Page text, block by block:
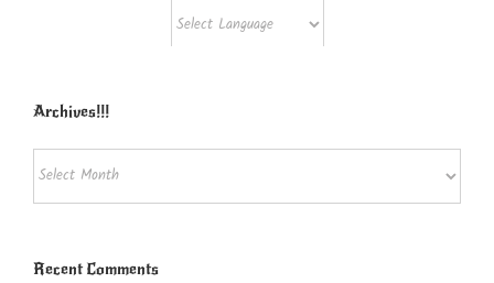
Archives!!!
Archives!!!
Recent Comments